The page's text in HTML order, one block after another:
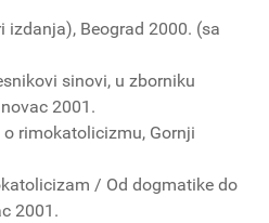
izdanja), Beograd 2000. (sa
sinovi, u zborniku
2001.
rimokatolicizmu, Gornji
/ Od dogmatike do
2001.